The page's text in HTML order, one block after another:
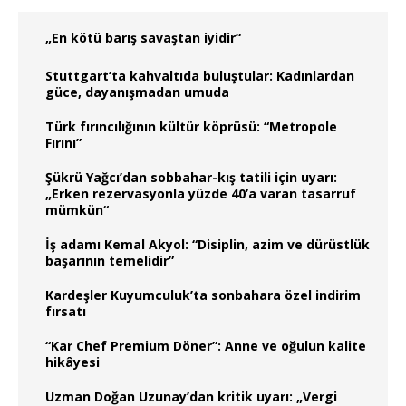
„En kötü barış savaştan iyidir“
Stuttgart’ta kahvaltıda buluştular: Kadınlardan
güce, dayanışmadan umuda
Türk fırıncılığının kültür köprüsü: “Metropole
Fırını”
Şükrü Yağcı’dan sobbahar-kış tatili için uyarı:
„Erken rezervasyonla yüzde 40’a varan tasarruf
mümkün“
İş adamı Kemal Akyol: “Disiplin, azim ve dürüstlük
başarının temelidir”
Kardeşler Kuyumculuk’ta sonbahara özel indirim
fırsatı
“Kar Chef Premium Döner”: Anne ve oğulun kalite
hikâyesi
Uzman Doğan Uzunay’dan kritik uyarı: „Vergi